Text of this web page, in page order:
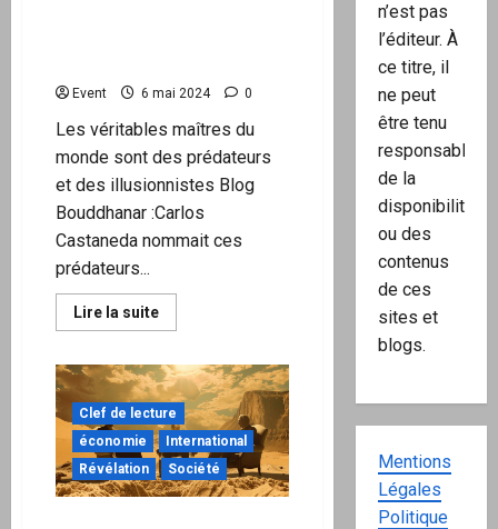
commencé
Event 6 mai 2024 0
Les véritables maîtres du
monde sont des prédateurs
et des illusionnistes Blog
Bouddhanar :Carlos
Castaneda nommait ces
prédateurs...
Lire la suiteEn
savoir
Fuir
l’aliénation
collective
consiste
à
se
connaître
soi-
même
Clef de lecture
économie
International
Révélation
Société
n’est pas
l’éditeur. À
ce titre, il
ne peut
être tenu
responsable
de la
disponibilité
ou des
contenus
de ces
sites et
blogs.
Mentions
Légales
Politique